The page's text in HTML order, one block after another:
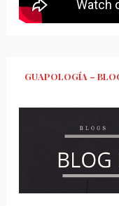
GUAPOLOGÍA –